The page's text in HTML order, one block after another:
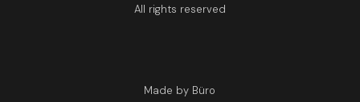
All rights reserved
Made by Büro